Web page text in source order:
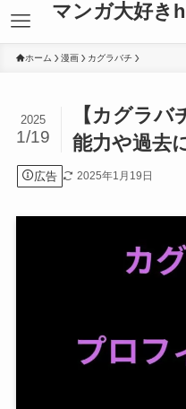
マンガ大好き
ホーム 漫画 カグラバチ
【カグラバ
能力や過去
2025
1/19
広告 2025年1月19日